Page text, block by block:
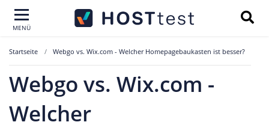
MENÜ
Startseite Webgo vs. Wix.com - Welcher Homepagebaukasten ist besser?
Webgo vs. Wix.com -
Welcher